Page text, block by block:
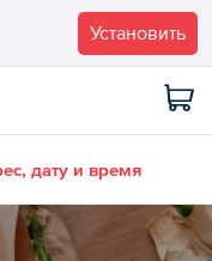
Установить
дату и время